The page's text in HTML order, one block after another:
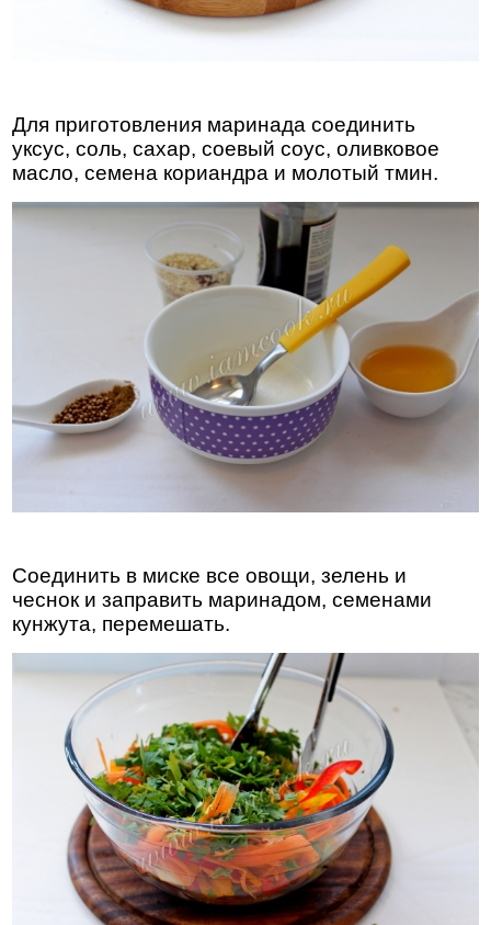
Для приготовления маринада соединить
уксус, соль, сахар, соевый соус, оливковое
масло, семена кориандра и молотый тмин.
Соединить в миске все овощи, зелень и
чеснок и заправить маринадом, семенами
кунжута, перемешать.